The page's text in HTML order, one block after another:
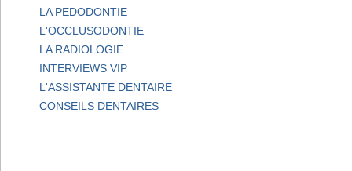
LA PEDODONTIE
L'OCCLUSODONTIE
LA RADIOLOGIE
INTERVIEWS VIP
L'ASSISTANTE DENTAIRE
CONSEILS DENTAIRES